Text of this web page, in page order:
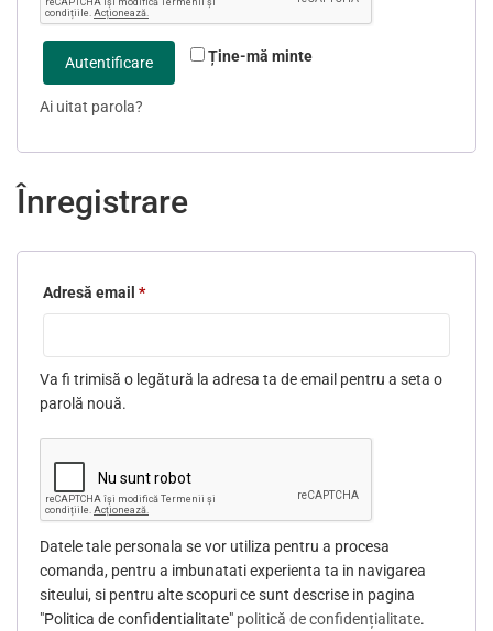
Ține-mă minte
Autentificare
Ai uitat parola?
Înregistrare
Adresă email *
Va fi trimisă o legătură la adresa ta de email pentru a seta o
parolă nouă.
Datele tale personala se vor utiliza pentru a procesa
comanda, pentru a imbunatati experienta ta in navigarea
siteului, si pentru alte scopuri ce sunt descrise in pagina
"Politica de confidentialitate" politică de confidențialitate.